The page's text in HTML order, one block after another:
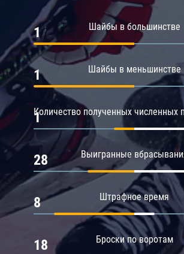
Шайбы в большинстве
1
Шайбы в меньшинстве
1
Количество полученных численных
1
Выигранные
28
Штрафное время
8
Броски по воротам
18